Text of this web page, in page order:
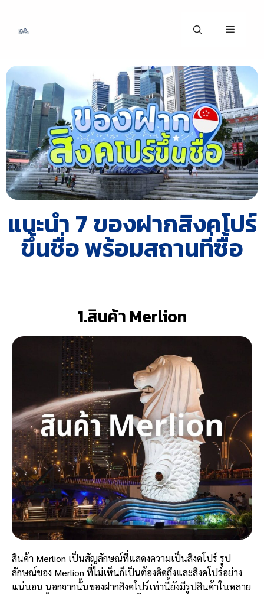
แนะนำ 7 ของฝากสิงคโปร์
ขึ้นชื่อ พร้อมสถานที่ซื้อ
1.สินค้า Merlion
สินค้า Merlion เป็นสัญลักษณ์ที่แสดงความเป็นสิงคโปร์ รูป
ลักษณ์ของ Merlion ที่ไม่เห็นก็เป็นต้องคิดถึงและสิงคโปร์อย่าง
แน่นอน นอกจากนั้นของฝากสิงคโปร์เท่านี้ยังมีรูปสินค้าในหลาย